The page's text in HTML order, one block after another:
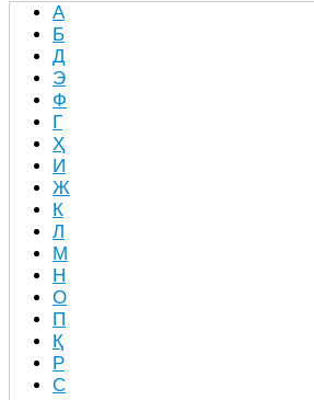
А
Б
Д
Э
Ф
Г
Ҳ
И
Ж
К
Л
М
Н
О
П
Қ
Р
С